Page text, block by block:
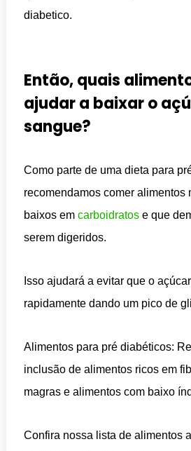
diabetico.
Então, quais
ajudar a baixar o
sangue?
Como parte de uma dieta para
recomendamos comer alimentos
baixos em carboidratos e que
serem digeridos.
Isso ajudará a evitar que o
rapidamente dando um pico de
Alimentos para pré diabéticos:
inclusão de alimentos ricos em
magras e alimentos com baixo
Confira nossa lista de alimentos